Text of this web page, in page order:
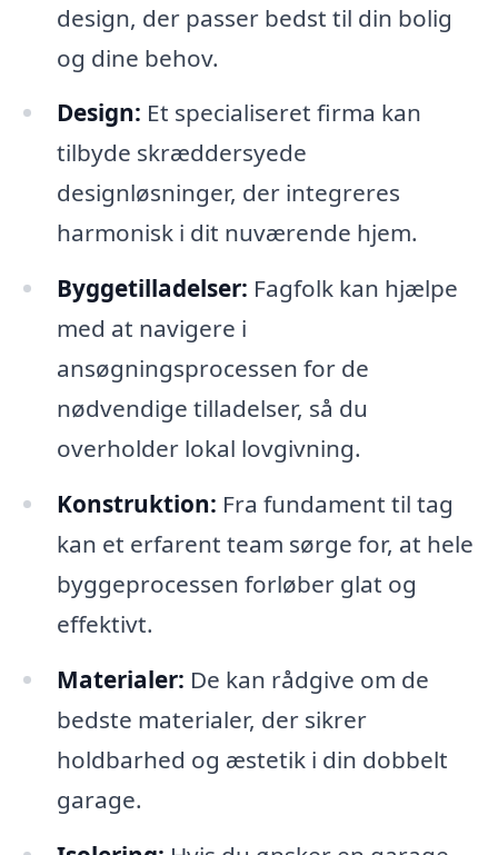
design, der passer bedst til din bolig
og dine behov.
Design: Et specialiseret firma kan
tilbyde skræddersyede
designløsninger, der integreres
harmonisk i dit nuværende hjem.
Byggetilladelser: Fagfolk kan hjælpe
med at navigere i
ansøgningsprocessen for de
nødvendige tilladelser, så du
overholder lokal lovgivning.
Konstruktion: Fra fundament til tag
kan et erfarent team sørge for, at hele
byggeprocessen forløber glat og
effektivt.
Materialer: De kan rådgive om de
bedste materialer, der sikrer
holdbarhed og æstetik i din dobbelt
garage.